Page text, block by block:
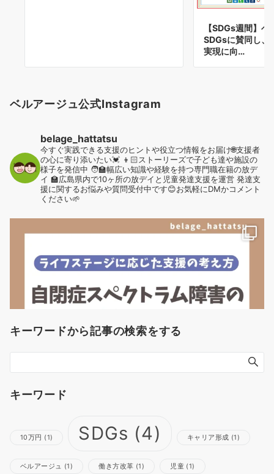
【SDGs週間】
SDGsに賛同し、
実現に向…
ベルアージュ公式Instagram
belage_hattatsu
今すぐ実践できる支援のヒントや役立つ情報をお届け🌐支援者
の心に寄り添いたい💓 👦🏻ストーリーズで子ども達や施設の
様子を発信中 🧑‍🏫幅広い知識や経験を持つ専門職在籍の放デ
イ 🏫広島県内で10ヶ所の放デイと児童発達支援を運営 発達支
援に関するお悩みや質問受付中です😊お気軽にDMかコメント
ください🌱
キーワードから記事の検索をする
キーワード
10万円 (1) SDGs (4) キャリア形成 (1)
ベルアージュ (1) 働き方改革 (1) 児童 (1)